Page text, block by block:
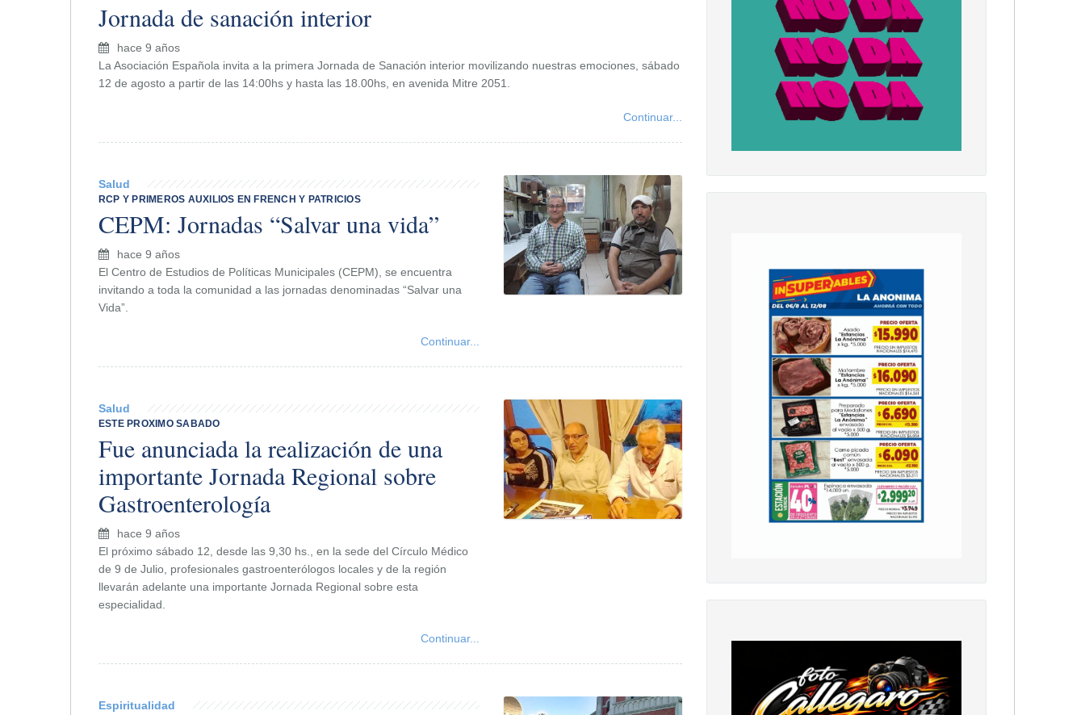
Jornada de sanación interior
hace 9 años
La Asociación Española invita a la primera Jornada de Sanación interior movilizando nuestras emociones, sábado
12 de agosto a partir de las 14:00hs y hasta las 18.00hs, en avenida Mitre 2051.
Continuar...
Salud
RCP Y PRIMEROS AUXILIOS EN FRENCH Y PATRICIOS
CEPM: Jornadas “Salvar una vida”
hace 9 años
El Centro de Estudios de Políticas Municipales (CEPM), se encuentra
invitando a toda la comunidad a las jornadas denominadas “Salvar una
Vida”.
Continuar...
Salud
ESTE PROXIMO SABADO
Fue anunciada la realización de una
importante Jornada Regional sobre
Gastroenterología
hace 9 años
El próximo sábado 12, desde las 9,30 hs., en la sede del Círculo Médico
de 9 de Julio, profesionales gastroenterólogos locales y de la región
llevarán adelante una importante Jornada Regional sobre esta
especialidad.
Continuar...
Espiritualidad